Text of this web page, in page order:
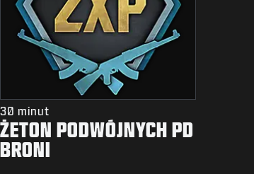
30 minut
ŻETON PODWÓJNYCH PD
BRONI